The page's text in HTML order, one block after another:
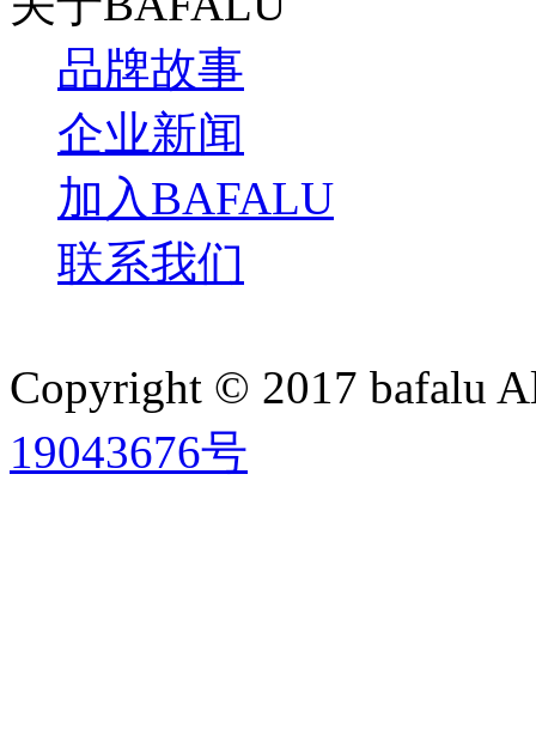
品牌故事
企业新闻
加入BAFALU
联系我们
Copyright © 2017 bafalu
19043676号